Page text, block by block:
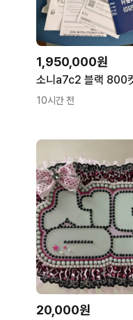
1,950,000원
10시간 전
20,000원